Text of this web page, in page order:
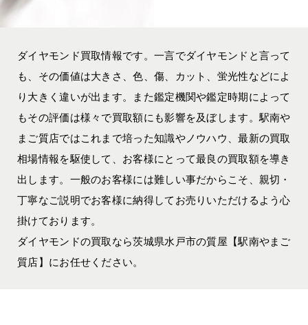
ダイヤモンド買取情報です。一言でダイヤモンドと言って
も、その価値は大きさ、色、傷、カット、蛍光性などによ
り大きく違いが出ます。また鑑定機関や鑑定時期によって
もその評価は様々で買取額にも影響を及ぼします。駅南や
まご質店ではこれまで培った知識やノウハウ、最新の買取
相場情報を駆使して、お客様にとって最良の買取額を導き
出します。一般のお客様には難しい事だからこそ、親切・
丁寧なご説明でお客様に納得してお売りいただけるよう心
掛けております。
ダイヤモンドの買取なら茨城県水戸市の質屋【駅南やまご
質店】にお任せください。